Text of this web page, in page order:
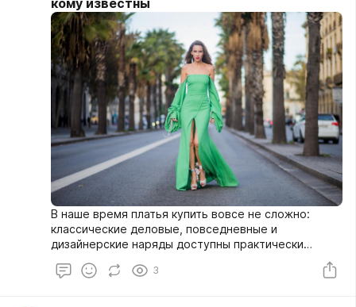
улыбаться в ответ.
кому известны
В наше время платья купить вовсе не сложно:
классические деловые, повседневные и
дизайнерские наряды доступны практически
повсеместно. При желании каждая девушка может
собрать уникальный, стильный гардероб. Это,
3